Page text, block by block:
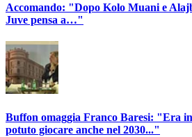
Accomando: "Dopo Kolo Muani e
Juve pensa a…"
Buffon omaggia Franco Baresi: "Era
potuto giocare anche nel 2030..."